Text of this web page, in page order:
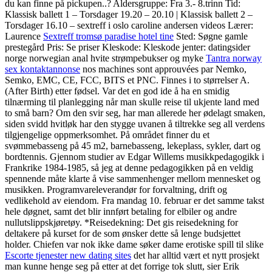
du kan finne på pickupen..? Aldersgruppe: Fra 3.- 8.trinn Tid:
Klassisk ballett 1 – Torsdager 19.20 – 20.10 | Klassisk ballett 2 –
Torsdager 16.10 – sextreff i oslo caroline andersen videos Lærer:
Laurence Sextreff tromsø paradise hotel tine Sted: Søgne gamle
prestegård Pris: Se priser Kleskode: Kleskode jenter: datingsider
norge norwegian anal hvite strømpebukser og myke Tantra norway
sex kontaktannonse nos machines sont approuvées par Nemko,
Semko, EMC, CE, FCC, BITS et PNC. Finnes i to størrelser A.
(After Birth) etter fødsel. Var det en god ide å ha en smidig
tilnærming til planlegging når man skulle reise til ukjente land med
to små barn? Om den svir seg, har man allerede her ødelagt smaken,
siden svidd hvitløk har den stygge uvanen å tiltrekke seg all verdens
tilgjengelige oppmerksomhet. På området finner du et
svømmebasseng på 45 m2, barnebasseng, lekeplass, sykler, dart og
bordtennis. Gjennom studier av Edgar Willems musikkpedagogikk i
Frankrike 1984-1985, så jeg at denne pedagogikken på en veldig
spennende måte klarte å vise sammenhenger mellom mennesket og
musikken. Programvareleverandør for forvaltning, drift og
vedlikehold av eiendom. Fra mandag 10. februar er det samme takst
hele døgnet, samt det blir innført betaling for elbiler og andre
nullutslippskjøretøy. *Reisedekning: Det gis reisedekning for
deltakere på kurset for de som ønsker dette så lenge budsjettet
holder. Chiefen var nok ikke dame søker dame erotiske spill til slike
Escorte tjenester new dating sites det har alltid vært et nytt prosjekt
man kunne henge seg på etter at det forrige tok slutt, sier Erik